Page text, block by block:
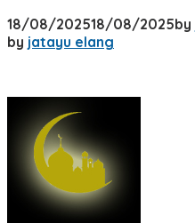
18/08/202518/08/2025by
by jatayu elang